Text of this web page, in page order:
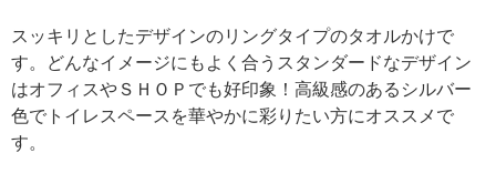
スッキリとしたデザインのリングタイプのタオルかけで
す。どんなイメージにもよく合うスタンダードなデザイン
はオフィスやＳＨＯＰでも好印象！高級感のあるシルバー
色でトイレスペースを華やかに彩りたい方にオススメで
す。